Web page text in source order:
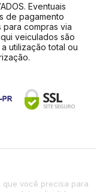
Eventuais
de pagamento
compras via
veiculados são
utilização total ou
que você precisa para